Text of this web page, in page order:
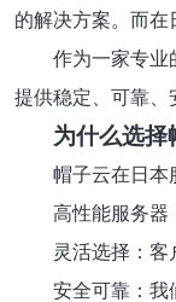
的解决方案。而在
作为一家专业
提供稳定、可靠、
为什么选择
帽子云在日本
高性能服务器
灵活选择：客
安全可靠：我